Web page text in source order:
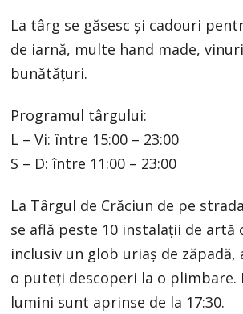
La târg se găsesc și cadouri
de iarnă, multe hand made,
bunătățuri.
Programul târgului:
L – Vi: între 15:00 – 23:00
S – D: între 11:00 – 23:00
La Târgul de Crăciun de pe
se află peste 10 instalații de artă
inclusiv un glob uriaș de zăpadă,
o puteți descoperi la o plimbare.
lumini sunt aprinse de la 17:30.